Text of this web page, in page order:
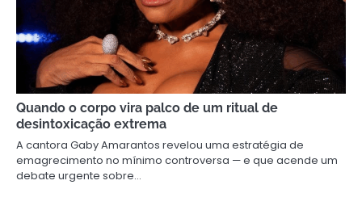
Quando o corpo vira palco de um ritual de
desintoxicação extrema
A cantora Gaby Amarantos revelou uma estratégia de
emagrecimento no mínimo controversa — e que acende um
debate urgente sobre…